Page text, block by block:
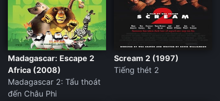
Madagascar: Escape 2
Africa (2008)
Madagascar 2: Tẩu thoát
đến Châu Phi
Scream 2 (1997)
Tiếng thét 2